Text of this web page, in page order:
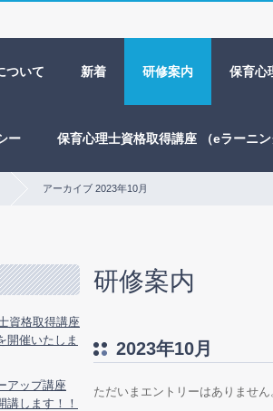
ついて 新着 研修案内 保育心
ー 保育心理士資格取得講座 （eラーニ
アーカイブ 2023年10月
研修案内
2023年10月
ただいまエントリーはありません
資格取得講座
開催いたしま
アップ講座
講します！！